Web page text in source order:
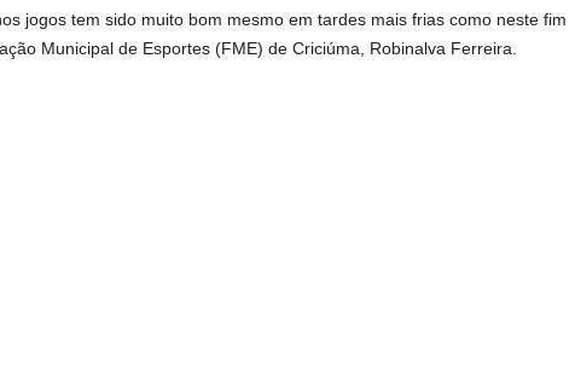
jogos tem sido muito bom mesmo em tardes mais frias como neste fim
Municipal de Esportes (FME) de Criciúma, Robinalva Ferreira.